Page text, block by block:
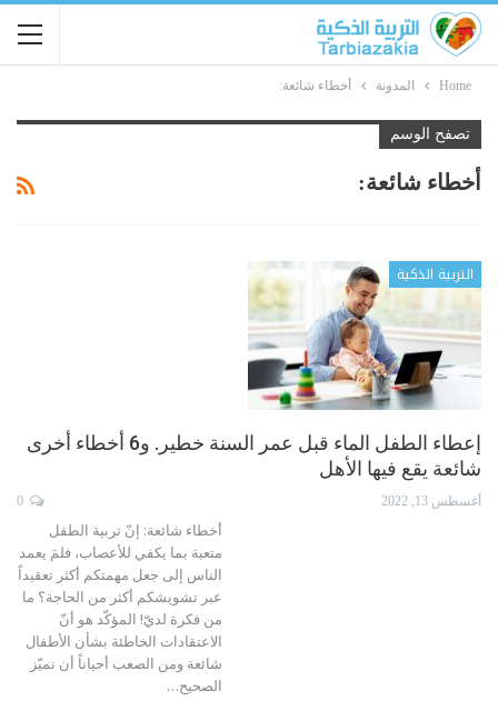
Home المدونة أخطاء شائعة:
تصفح الوسم
أخطاء شائعة:
التربية الذكية
إعطاء الطفل الماء قبل عمر السنة خطير. و6 أخطاء أخرى
شائعة يقع فيها الأهل
أغسطس 13, 2022
أخطاء شائعة: إنّ تربية الطفل
متعبة بما يكفي للأعصاب، فلمَ يعمد
الناس إلى جعل مهمتكم أكثر تعقيداً
عبر تشويشكم أكثر من الحاجة؟ ما
من فكرة لديّ! المؤكّد هو أنّ
الاعتقادات الخاطئة بشأن الأطفال
شائعة ومن الصعب أحياناً أن نميّز
الصحيح…